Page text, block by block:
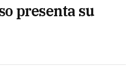
presenta su